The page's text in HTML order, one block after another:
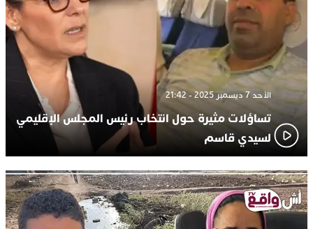
الأحد 7 ديسمبر 2025 - 21:42
تساؤلات مثيرة حول انتخاب رئيس المجلس الإقليمي
لسيدي قاسم